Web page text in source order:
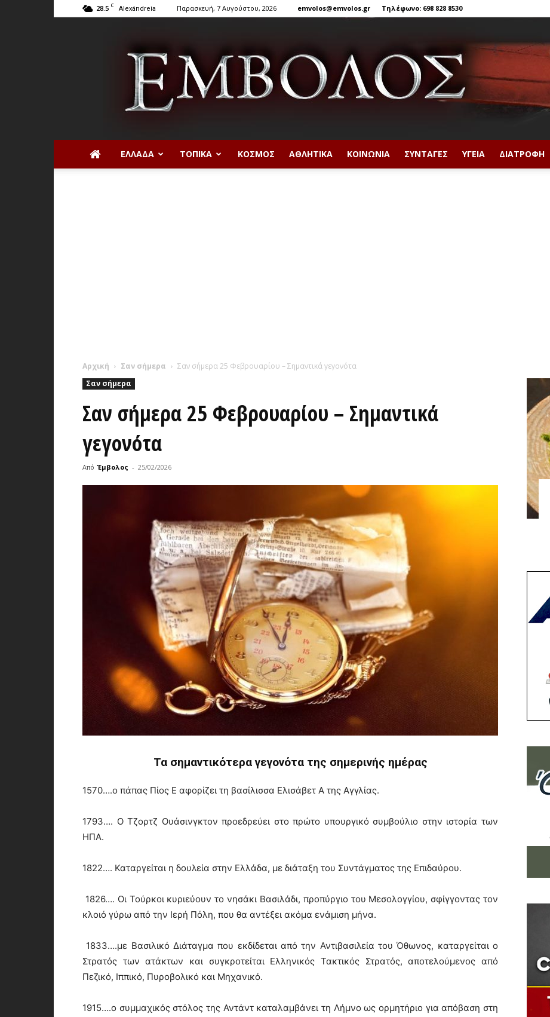
28.5 C Alexándreia Παρασκευή, 7 Αυγούστου, 2026 emvolos@emvolos.gr Τηλέφωνο: 698 828 8530
ΕΛΛΆΔΑ ΤΟΠΙΚΆ ΚΌΣΜΟΣ ΑΘΛΗΤΙΚΆ ΚΟΙΝΩΝΊΑ ΣΥΝΤΑΓΈΣ ΥΓΕΊΑ ΔΙΑΤΡΟΦΉ
Αρχική Σαν σήμερα
Σαν σήμερα 25 Φεβρουαρίου – Σημαντικά γεγονότα
Σαν σήμερα
Σαν σήμερα 25 Φεβρουαρίου – Σημαντικά
γεγονότα
Από Έμβολος - 25/02/2026
Τα σημαντικότερα γεγονότα της σημερινής ημέρας
1570….ο πάπας Πίος Ε αφορίζει τη βασίλισσα Ελισάβετ Α της Αγγλίας.
1793…. Ο Τζορτζ Ουάσινγκτον προεδρεύει στο πρώτο υπουργικό συμβούλιο στην ιστορία των
ΗΠΑ.
1822…. Καταργείται η δουλεία στην Ελλάδα, με διάταξη του Συντάγματος της Επιδαύρου.
1826…. Οι Τούρκοι κυριεύουν το νησάκι Βασιλάδι, προπύργιο του Μεσολογγίου, σφίγγοντας τον
κλοιό γύρω από την Ιερή Πόλη, που θα αντέξει ακόμα ενάμιση μήνα.
1833….με Βασιλικό Διάταγμα που εκδίδεται από την Αντιβασιλεία του Όθωνος, καταργείται ο
Στρατός των ατάκτων και συγκροτείται Ελληνικός Τακτικός Στρατός, αποτελούμενος από
Πεζικό, Ιππικό, Πυροβολικό και Μηχανικό.
1915….ο συμμαχικός στόλος της Αντάντ καταλαμβάνει τη Λήμνο ως ορμητήριο για απόβαση στη